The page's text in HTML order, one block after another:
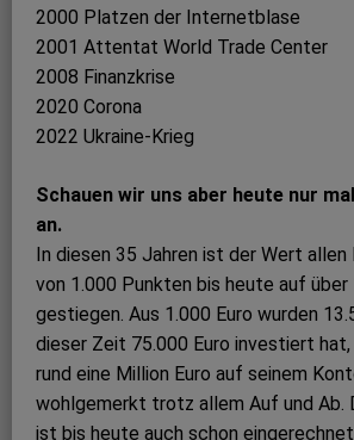
2000 Platzen der Internetblase
2001 Attentat World Trade Center
2008 Finanzkrise
2020 Corona
2022 Ukraine-Krieg
Schauen wir uns aber heute nur
an.
In diesen 35 Jahren ist der Wert allen
von 1.000 Punkten bis heute auf über
gestiegen. Aus 1.000 Euro wurden
dieser Zeit 75.000 Euro investiert
rund eine Million Euro auf seinem
wohlgemerkt trotz allem Auf und Ab.
ist bis heute auch schon